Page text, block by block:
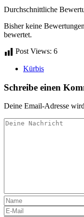
Durchschnittliche
Bisher keine
bewertet.
Post Views: 6
Kürbis
Schreibe einen
Deine Email-Adresse